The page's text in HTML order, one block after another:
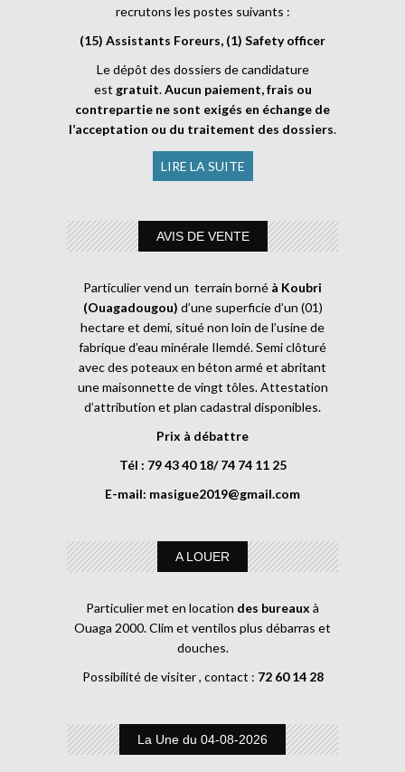
recrutons les postes suivants :
(15) Assistants Foreurs, (1) Safety officer
Le dépôt des dossiers de candidature
est gratuit.Aucun paiement, frais ou
contrepartie ne sont exigés en échange de
l’acceptation ou du traitement des dossiers.
LIRE LA SUITE
AVIS DE VENTE
Particulier vend un terrain borné à Koubri
(Ouagadougou) d’une superficie d’un (01)
hectare et demi, situé non loin de l’usine de
fabrique d’eau minérale Ilemdé. Semi clôturé
avec des poteaux en béton armé et abritant
une maisonnette de vingt tôles. Attestation
d’attribution et plan cadastral disponibles.
Prix à débattre
Tél : 79 43 40 18/ 74 74 11 25
E-mail: masigue2019@gmail.com
A LOUER
Particulier met en location des bureaux à
Ouaga 2000. Clim et ventilos plus débarras et
douches.
Possibilité de visiter , contact : 72 60 14 28
La Une du 04-08-2026